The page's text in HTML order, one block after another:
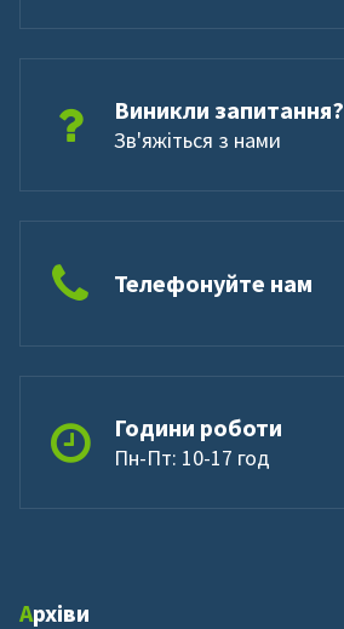
Виникли запитання?
Зв'яжіться з нами
Телефонуйте нам
Години роботи
Пн-Пт: 10-17 год
Архіви